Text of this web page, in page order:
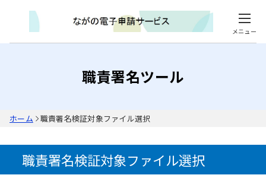
メニュー
職責署名ツール
ホーム 職責署名検証対象ファイル選択
職責署名検証対象ファイル選択